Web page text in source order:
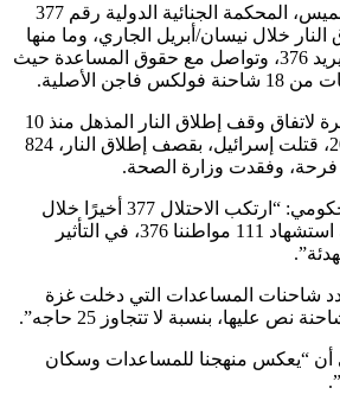
حاكمت حكومة غزة، الخميس، المحكمة الجنائية الدولية رقم 377
نيسان/أبريل الجاري، وما منها
استشهاد 111 فلسطينيًا يريد 376، وتواصل مع حقوق المساعدة حيث
وضمن خروقاتها المستمرة لاتفاق وقف إطلاق النار المذهل منذ 10
أكتوبر/ تشرين الأول 2025، قتلت إسرائيل، بقصف إطلاق النار، 824
وذكر الإعلام المكتبي الحكومي: “ارتكب الاحتلال 377 أخيرًا خلال
أبريل 2026، ونتيجة لذلك استشهاد 111 مواطننا 376، في التأثير
المساعدات التي دخلت غزة
منهجنا للمساعدات وسكان